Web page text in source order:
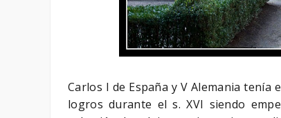
Carlos I de España y V Alemania
logros durante el s. XVI siendo